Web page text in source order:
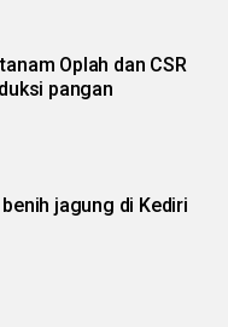
Oplah dan CSR
pangan
jagung di Kediri